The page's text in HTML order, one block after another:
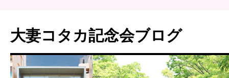
大妻コタカ記念会ブログ